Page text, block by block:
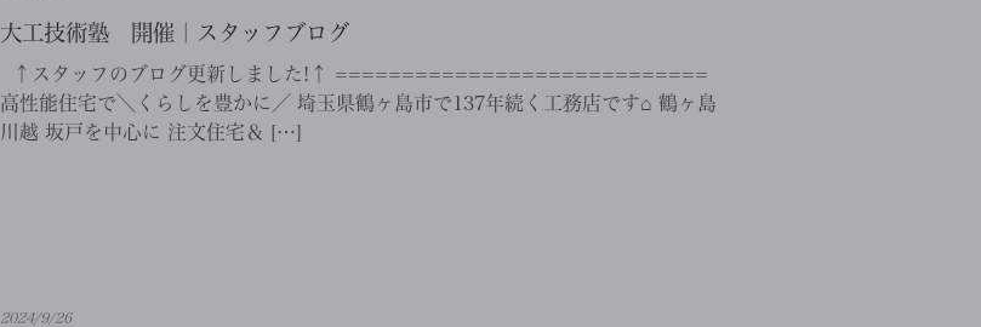
大工技術塾 開催｜スタッフブログ
↑スタッフのブログ更新しました!↑ ============================
高性能住宅で＼くらしを豊かに／ 埼玉県鶴ヶ島市で137年続く工務店です⌂ 鶴ヶ島
川越 坂戸を中心に 注文住宅＆ […]
2024/9/26